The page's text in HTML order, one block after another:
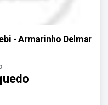
- Armarinho Delmar